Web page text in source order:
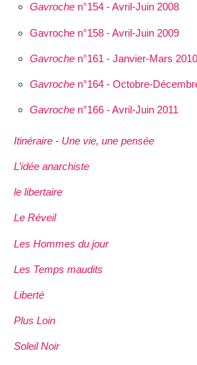
Gavrochen°154 - Avril-Juin 2008
Gavroche n°158 - Avril-Juin 2009
Gavrochen°161 - Janvier-Mars 2010
Gavrochen°164 - Octobre-
Gavrochen°166 - Avril-Juin 2011
Itinéraire - Une vie, une pensée
L’idée anarchiste
le libertaire
Le Réveil
Les Hommes du jour
Les Temps maudits
Liberté
Plus Loin
Soleil Noir